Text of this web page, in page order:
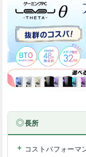
長所
コストパフォーマ